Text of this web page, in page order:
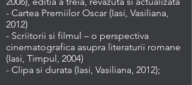
- Cartea Premiilor Oscar (Iasi, Vasiliana,
2012)
- Scriitorii si filmul – o perspectiva
cinematografica asupra literaturii romane
(Iasi, Timpul, 2004)
- Clipa si durata (Iasi, Vasiliana, 2012);